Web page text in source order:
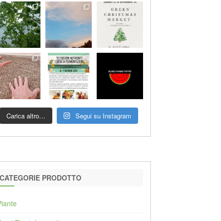
Carica altro… Segui su Instagram
PRODOTTO